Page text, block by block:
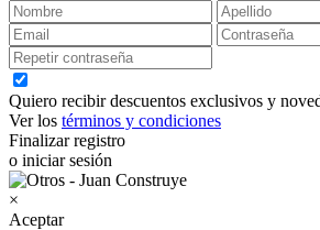
Quiero recibir descuentos exclusivos y
Ver los términos y condiciones
Finalizar registro
o iniciar sesión
×
Aceptar